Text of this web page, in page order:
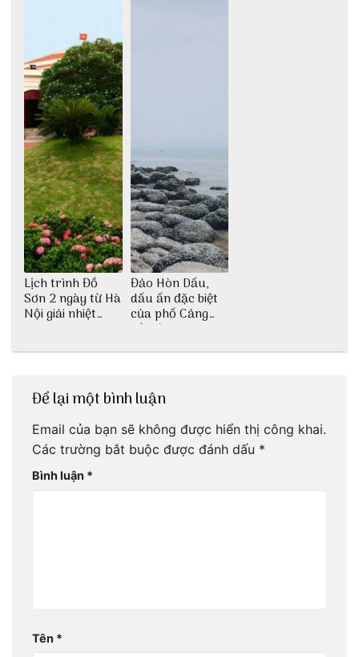
Lịch trình Đồ
Sơn 2 ngày từ Hà
Nội giải nhiệt
Đảo Hòn Dấu,
dấu ấn đặc biệt
của phố Cảng
cần được khám
Để lại một bình luận
Email của bạn sẽ không được hiển thị công khai.
Các trường bắt buộc được đánh dấu *
Bình luận *
Tên *